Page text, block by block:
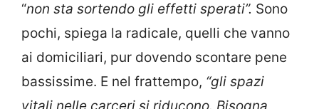
“non sta sortendo gli effetti sperati”. Sono
pochi, spiega la radicale, quelli che vanno
ai domiciliari, pur dovendo scontare pene
bassissime. E nel frattempo, “gli spazi